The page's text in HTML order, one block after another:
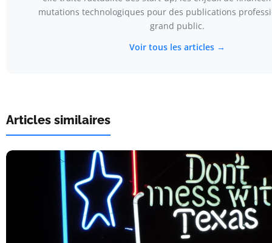
mutations technologiques pour des publications
grand public.
Voir tous les articles →
Articles similaires